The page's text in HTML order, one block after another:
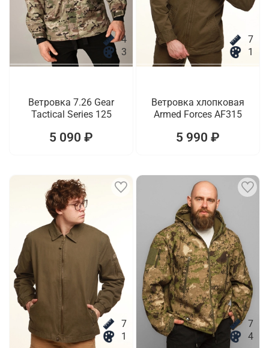
4
3
Ветровка 7.26 Gear
Tactical Series 125
5 090 ₽
7
1
Ветровка хлопковая
Armed Forces AF315
5 990 ₽
7
1
7
4